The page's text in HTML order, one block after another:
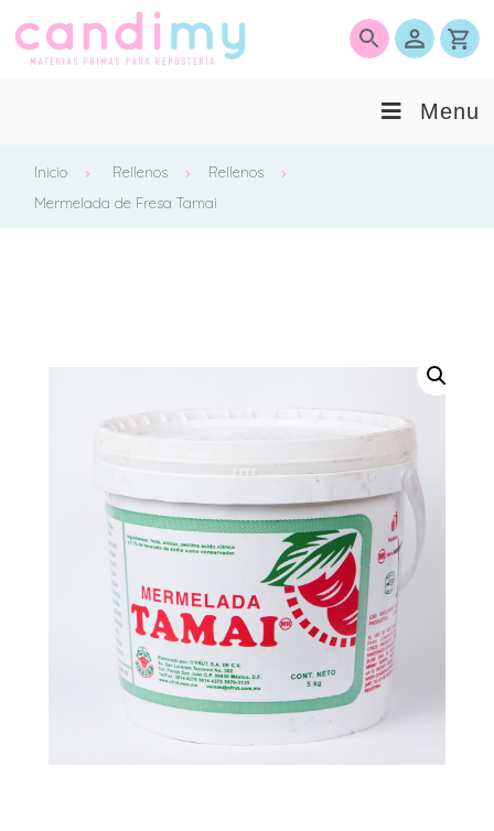
Menu
Inicio Rellenos
Rellenos
Mermelada de Fresa Tamai